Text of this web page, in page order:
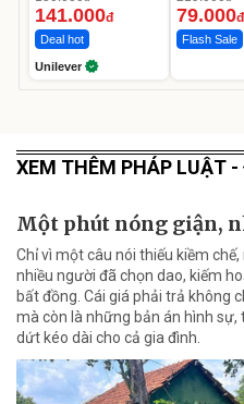
Ngày
141.000đ
Deal hot
Unilever
79.000đ
Flash Sale
XEM THÊM PHÁP LUẬT -
Một phút nóng giận,
Chỉ vì một câu nói thiếu kiềm
nhiều người đã chọn dao, kiếm
bất đồng. Cái giá phải trả không
mà còn là những bản án hình
dứt kéo dài cho cả gia đình.